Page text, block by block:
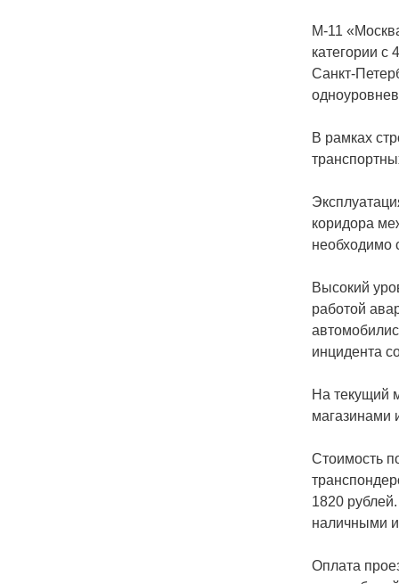
М-11
категории с
Санкт-
В рамках
коридора
необходимо
Высокий
работой
инцидента
На текущий
магазинами
Стоимость
1820
наличными и
Оплата